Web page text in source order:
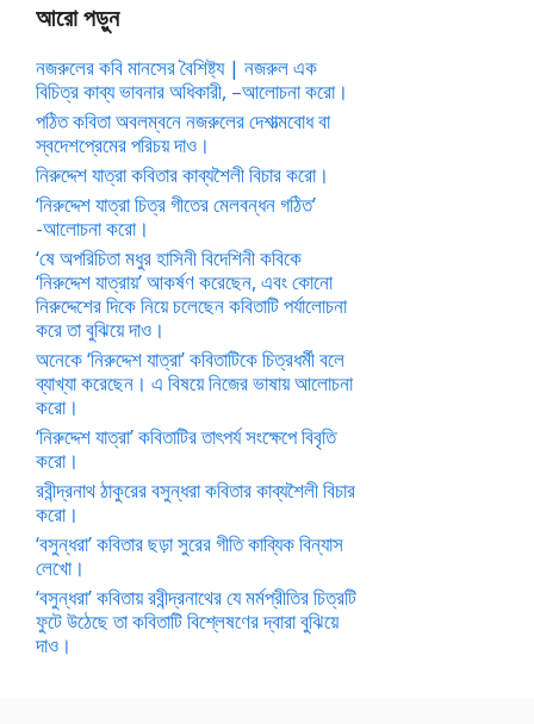
আরো পড়ুন
নজরুলের কবি মানসের বৈশিষ্ট্য | নজরুল এক
বিচিত্র কাব্য ভাবনার অধিকারী, –আলোচনা করো।
পঠিত কবিতা অবলম্বনে নজরুলের দেশাত্মবোধ বা
স্বদেশপ্রেমের পরিচয় দাও।
নিরুদ্দেশ যাত্রা কবিতার কাব্যশৈলী বিচার করো।
‘নিরুদ্দেশ যাত্রা চিত্র গীতের মেলবন্ধন গঠিত’
-আলোচনা করো।
‘ষে অপরিচিতা মধুর হাসিনী বিদেশিনী কবিকে
‘নিরুদ্দেশ যাত্রায়’ আকর্ষণ করেছেন, এবং কোনো
নিরুদ্দেশের দিকে নিয়ে চলেছেন কবিতাটি পর্যালোচনা
করে তা বুঝিয়ে দাও।
অনেকে ‘নিরুদ্দেশ যাত্রা’ কবিতাটিকে চিত্রধর্মী বলে
ব্যাখ্যা করেছেন। এ বিষয়ে নিজের ভাষায় আলোচনা
করো।
‘নিরুদ্দেশ যাত্রা’ কবিতাটির তাৎপর্য সংক্ষেপে বিবৃতি
করো।
রবীন্দ্রনাথ ঠাকুরের বসুন্ধরা কবিতার কাব্যশৈলী বিচার
করো।
‘বসুন্ধরা’ কবিতার ছড়া সুরের গীতি কাব্যিক বিন্যাস
লেখো।
‘বসুন্ধরা’ কবিতায় রবীন্দ্রনাথের যে মর্মপ্রীতির চিত্রটি
ফুটে উঠেছে তা কবিতাটি বিশ্লেষণের দ্বারা বুঝিয়ে
দাও।